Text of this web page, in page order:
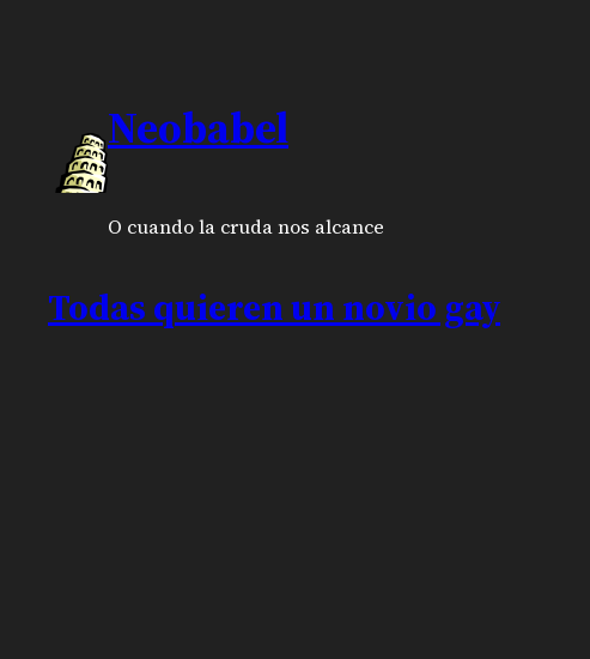
Neobabel
O cuando la cruda nos alcance
Todas quieren un novio gay